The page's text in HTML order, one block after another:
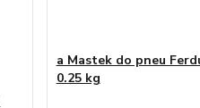
a Mastek do pneu
0.25 kg